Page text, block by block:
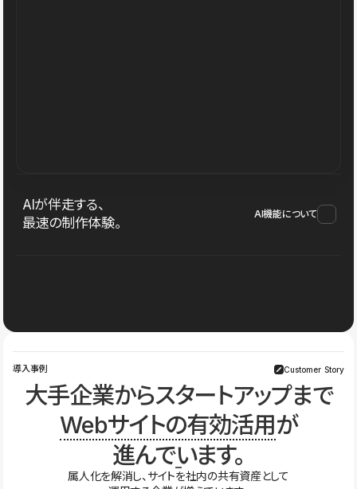
AIが伴走する、
最速の制作体験。
AI機能について
導入事例 Customer Story
大手企業からスタートアップまで
Webサイトの有効活用が
進んでいます。
属人化を解消し、サイトを社内の共有資産として